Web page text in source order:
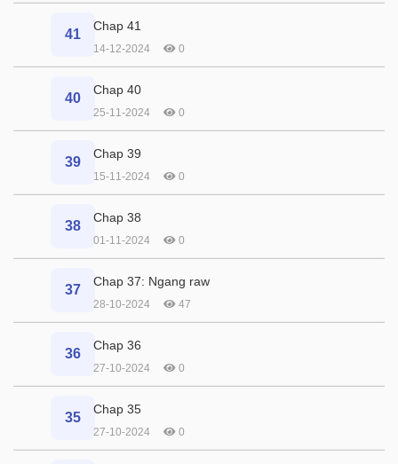
41
Chap 41
14-12-2024 0
40
Chap 40
25-11-2024 0
39
Chap 39
15-11-2024 0
38
Chap 38
01-11-2024 0
37
Chap 37: Ngang raw
28-10-2024 47
36
Chap 36
27-10-2024 0
35
Chap 35
27-10-2024 0